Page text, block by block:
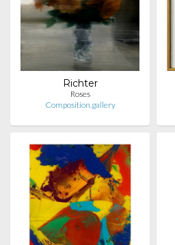
Richter
Roses
Composition.gallery